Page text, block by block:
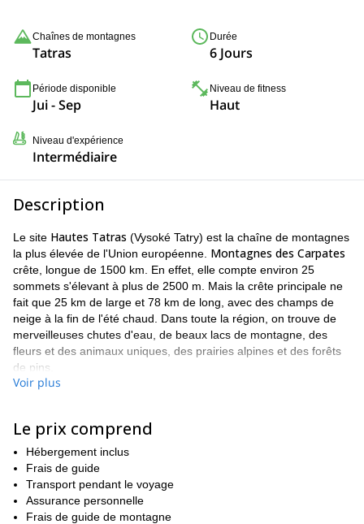
Chaînes de montagnes
Tatras
Durée
6 Jours
Période disponible
Jui - Sep
Niveau de fitness
Haut
Niveau d'expérience
Intermédiaire
Description
Le site Hautes Tatras (Vysoké Tatry) est la chaîne de montagnes
la plus élevée de l'Union européenne. Montagnes des Carpates
crête, longue de 1500 km. En effet, elle compte environ 25
sommets s'élevant à plus de 2500 m. Mais la crête principale ne
fait que 25 km de large et 78 km de long, avec des champs de
neige à la fin de l'été chaud. Dans toute la région, on trouve de
merveilleuses chutes d'eau, de beaux lacs de montagne, des
fleurs et des animaux uniques, des prairies alpines et des forêts
de pins.
En fait, la majeure partie de la région appartient au
côté polonais.
Le meilleur moyen et le plus sûr de visiter les endroits les plus
hauts et les plus beaux est de faire appel à un accompagnateur
en montagne. En effet, je peux rendre l'expérience plus
enrichissante et intéressante.
Pendant notre aventure de 6 jours, nous verrons la plupart des
Voir plus
Le prix comprend
Hébergement inclus
Frais de guide
Transport pendant le voyage
Assurance personnelle
Frais de guide de montagne